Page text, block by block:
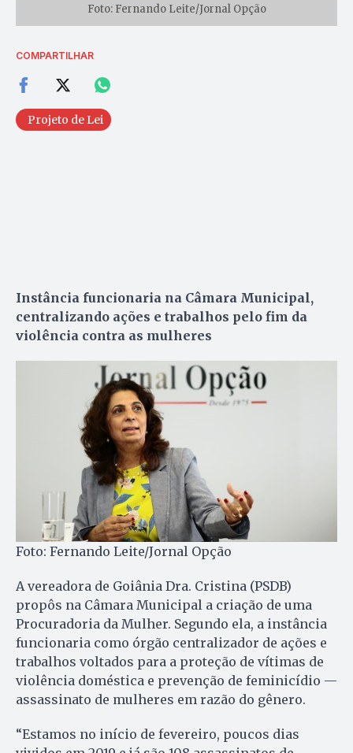
Foto: Fernando Leite/Jornal Opção
COMPARTILHAR
Projeto de Lei
Instância funcionaria na Câmara Municipal,
centralizando ações e trabalhos pelo fim da
violência contra as mulheres
Foto: Fernando Leite/Jornal Opção
A vereadora de Goiânia Dra. Cristina (PSDB)
propôs na Câmara Municipal a criação de uma
Procuradoria da Mulher. Segundo ela, a instância
funcionaria como órgão centralizador de ações e
trabalhos voltados para a proteção de vítimas de
violência doméstica e prevenção de feminicídio —
assassinato de mulheres em razão do gênero.
“Estamos no início de fevereiro, poucos dias